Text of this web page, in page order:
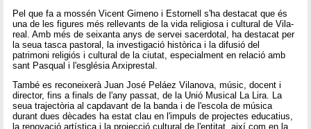
Pel que fa a mossén Vicent Gimeno i Estornell s'ha destacat que és
una de les figures més rellevants de la vida religiosa i cultural de Vila-
real. Amb més de seixanta anys de servei sacerdotal, ha destacat per
la seua tasca pastoral, la investigació històrica i la difusió del
patrimoni religiós i cultural de la ciutat, especialment en relació amb
sant Pasqual i l'església Arxiprestal.
També es reconeixerà Juan José Peláez Vilanova, músic, docent i
director, fins a finals de l'any passat, de la Unió Musical La Lira. La
seua trajectòria al capdavant de la banda i de l'escola de música
durant dues dècades ha estat clau en l'impuls de projectes educatius,
la renovació artística i la projecció cultural de l'entitat, així com en la